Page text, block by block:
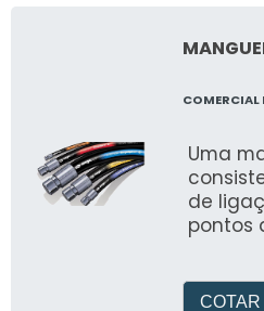
COMERCIAL
Uma
de
pontos